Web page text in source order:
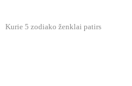
Kurie 5 zodiako ženklai patirs